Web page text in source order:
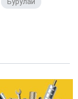
Бурулай